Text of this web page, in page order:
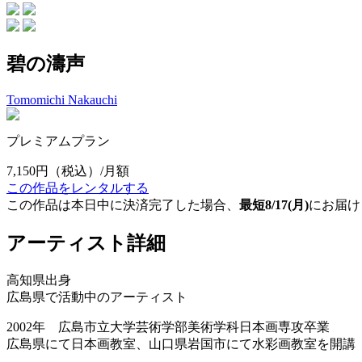
碧の濤声
Tomomichi Nakauchi
プレミアムプラン
7,150円
（税込）/月額
この作品をレンタルする
この作品は本日中に決済完了した場合、 最短8/17(月)にお届
アーティスト詳細
高知県出身
広島県で活動中のアーティスト
2002年 広島市立大学芸術学部美術学科日本画専攻卒業
広島県にて日本画教室、山口県岩国市にて水彩画教室を開講